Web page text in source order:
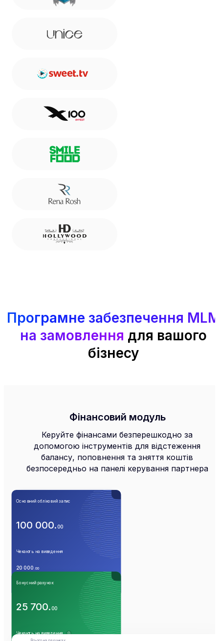
Програмне забезпечення
на замовлення для вашого
бізнесу
Фінансовий модуль
Керуйте фінансами безперешкодно за
допомогою інструментів для відстеження
балансу, поповнення та зняття коштів
безпосередньо на панелі керування партнера
Основний обліковий запис
100 000. 00
Чекають на виведення
20 000 .00
Перекласти Операції
Бонусний рахунок
25 700. 00
Чекають на виведення